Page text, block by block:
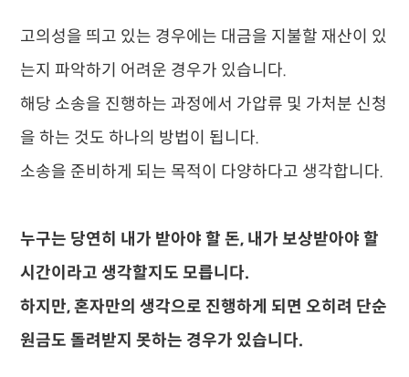
고의성을 띄고 있는 경우에는 대금을 지불할 재산이 있
는지 파악하기 어려운 경우가 있습니다.
해당 소송을 진행하는 과정에서 가압류 및 가처분 신청
을 하는 것도 하나의 방법이 됩니다.
​소송을 준비하게 되는 목적이 다양하다고 생각합니다.
​누구는 당연히 내가 받아야 할 돈, 내가 보상받아야 할
시간이라고 생각할지도 모릅니다.
하지만, 혼자만의 생각으로 진행하게 되면 오히려 단순
원금도 돌려받지 못하는 경우가 있습니다.